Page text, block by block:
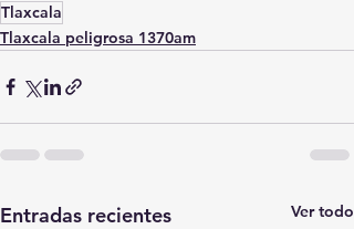
Tlaxcala
Tlaxcala peligrosa 1370am
Entradas recientes Ver todo